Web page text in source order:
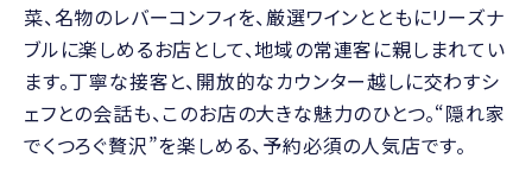
菜、名物のレバーコンフィを、厳選ワインとともにリーズナ
ブルに楽しめるお店として、地域の常連客に親しまれてい
ます。丁寧な接客と、開放的なカウンター越しに交わすシ
ェフとの会話も、このお店の大きな魅力のひとつ。“隠れ家
でくつろぐ贅沢”を楽しめる、予約必須の人気店です。